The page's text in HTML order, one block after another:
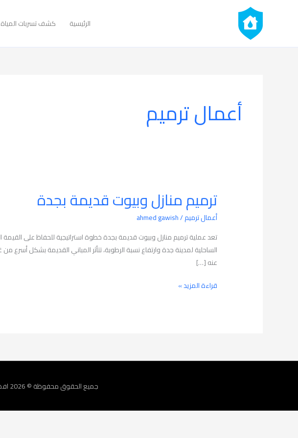
الرئيسية كشف تسربات المياة
أعمال ترميم
ترميم منازل وبيوت قديمة بجدة
أعمال ترميم/
ahmed gawish
تعد عملية ترميم منازل وبيوت قديمة بجدة خطوة استراتيجية للحفاظ على القيمة
الساحلية لمدينة جدة وارتفاع نسبة الرطوبة، تتأثر المباني القديمة بشكل أسرع
عنه […]
ترميم
منازل
وبيوت
قديمة
بجدة
قراءة المزيد »
جميع الحقوق محفوظة © 2026